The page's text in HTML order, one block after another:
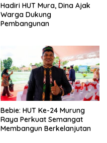
Hadiri HUT Mura, Dina Ajak
Warga Dukung
Pembangunan
Bebie: HUT Ke-24 Murung
Raya Perkuat Semangat
Membangun Berkelanjutan